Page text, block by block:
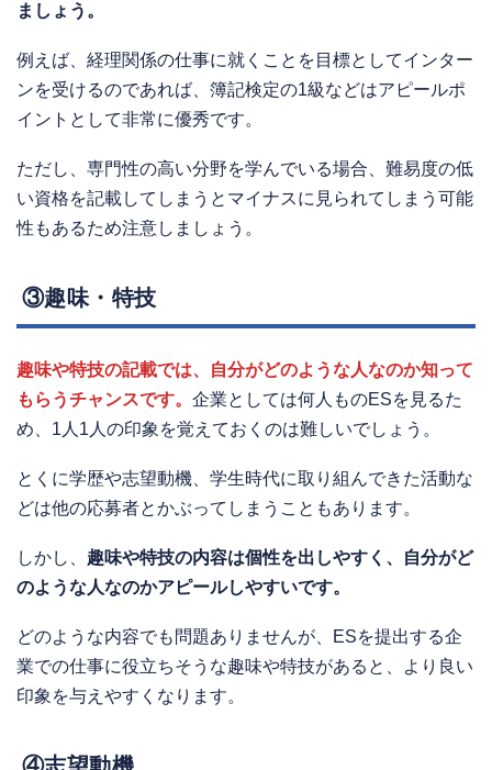
ましょう。
例えば、経理関係の仕事に就くことを目標としてインター
ンを受けるのであれば、簿記検定の1級などはアピールポ
イントとして非常に優秀です。
ただし、専門性の高い分野を学んでいる場合、難易度の低
い資格を記載してしまうとマイナスに見られてしまう可能
性もあるため注意しましょう。
③趣味・特技
趣味や特技の記載では、自分がどのような人なのか知って
もらうチャンスです。 企業としては何人ものESを見るた
め、1人1人の印象を覚えておくのは難しいでしょう。
とくに学歴や志望動機、学生時代に取り組んできた活動な
どは他の応募者とかぶってしまうこともあります。
しかし、 趣味や特技の内容は個性を出しやすく、自分がど
のような人なのかアピールしやすいです。
どのような内容でも問題ありませんが、ESを提出する企
業での仕事に役立ちそうな趣味や特技があると、より良い
印象を与えやすくなります。